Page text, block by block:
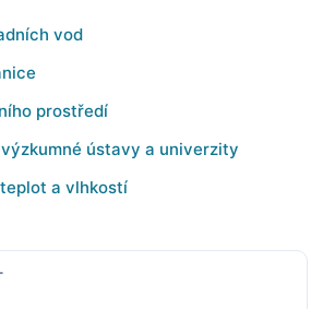
vod
prostředí
ústavy a univerzity
a vlhkostí